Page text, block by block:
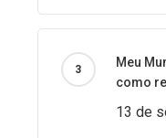
Meu
como
13 de